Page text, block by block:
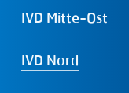
IVD Mitte-Ost
IVD Nord